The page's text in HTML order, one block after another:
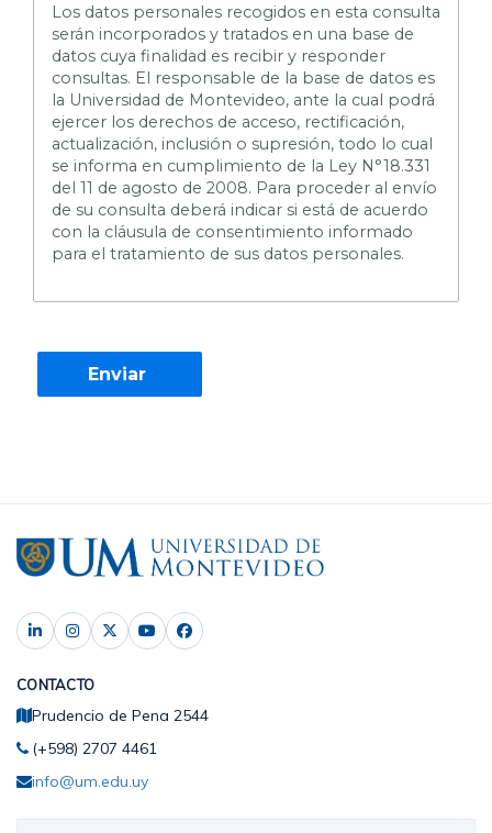
Los datos personales recogidos en esta consulta
serán incorporados y tratados en una base de
datos cuya finalidad es recibir y responder
consultas. El responsable de la base de datos es
la Universidad de Montevideo, ante la cual podrá
ejercer los derechos de acceso, rectificación,
actualización, inclusión o supresión, todo lo cual
se informa en cumplimiento de la Ley N°18.331
del 11 de agosto de 2008. Para proceder al envío
de su consulta deberá indicar si está de acuerdo
con la cláusula de consentimiento informado
para el tratamiento de sus datos personales.
CONTACTO
Prudencio de Pena 2544
(+598) 2707 4461
info@um.edu.uy